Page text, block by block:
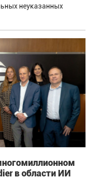
неуказанных
в области ИИ